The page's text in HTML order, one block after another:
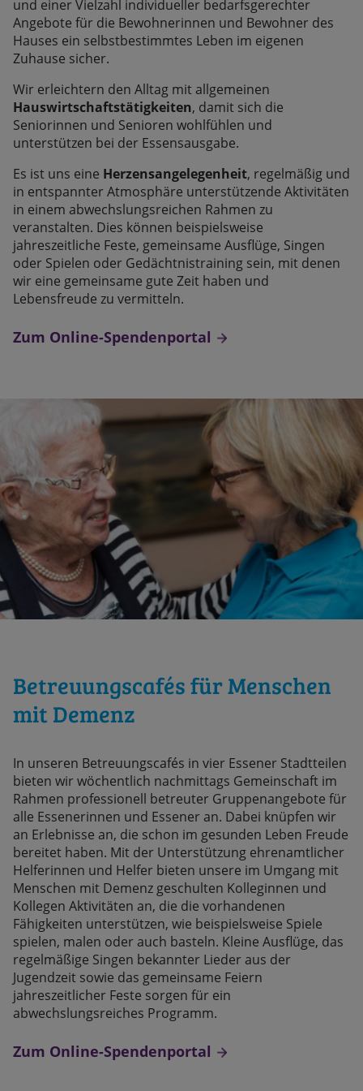
und einer Vielzahl individueller bedarfsgerechter
Angebote für die Bewohnerinnen und Bewohner des
Hauses ein selbstbestimmtes Leben im eigenen
Zuhause sicher.
Wir erleichtern den Alltag mit allgemeinen
Hauswirtschaftstätigkeiten, damit sich die
Seniorinnen und Senioren wohlfühlen und
unterstützen bei der Essensausgabe.
Es ist uns eine Herzensangelegenheit, regelmäßig und
in entspannter Atmosphäre unterstützende Aktivitäten
in einem abwechslungsreichen Rahmen zu
veranstalten. Dies können beispielsweise
jahreszeitliche Feste, gemeinsame Ausflüge, Singen
oder Spielen oder Gedächtnistraining sein, mit denen
wir eine gemeinsame gute Zeit haben und
Lebensfreude zu vermitteln.
Zum Online-Spendenportal
Betreuungscafés für Menschen
mit Demenz
In unseren Betreuungscafés in vier Essener Stadtteilen
bieten wir wöchentlich nachmittags Gemeinschaft im
Rahmen professionell betreuter Gruppenangebote für
alle Essenerinnen und Essener an. Dabei knüpfen wir
an Erlebnisse an, die schon im gesunden Leben Freude
bereitet haben. Mit der Unterstützung ehrenamtlicher
Helferinnen und Helfer bieten unsere im Umgang mit
Menschen mit Demenz geschulten Kolleginnen und
Kollegen Aktivitäten an, die die vorhandenen
Fähigkeiten unterstützen, wie beispielsweise Spiele
spielen, malen oder auch basteln. Kleine Ausflüge, das
regelmäßige Singen bekannter Lieder aus der
Jugendzeit sowie das gemeinsame Feiern
jahreszeitlicher Feste sorgen für ein
abwechslungsreiches Programm.
Zum Online-Spendenportal